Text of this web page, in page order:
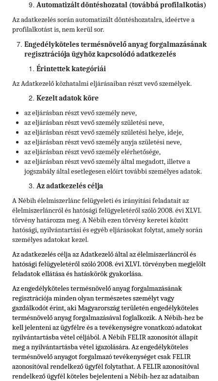
Automatizált döntéshozatal (továbbá profilalkotás)
Az adatkezelés során automatizált döntéshozatalra, ideértve a
profilalkotást is, nem kerül sor.
Engedélyköteles termésnövelő anyag forgalmazásának
regisztrációja ügyhöz kapcsolódó adatkezelés
Érintettek kategóriái
Az Adatkezelő közhatalmi eljárásaiban részt vevő személyek.
Kezelt adatok köre
az eljárásban részt vevő személy neve,
az eljárásban részt vevő személy születési neve,
az eljárásban részt vevő személy születési helye, ideje,
az eljárásban részt vevő személy anyja születési neve,
az eljárásban részt vevő személy elérhetősége,
az eljárásban részt vevő személy által megadott, illetve a
jogszabály által esetlegesen előírt további személyes adatok.
Az adatkezelés célja
A Nébih élelmiszerlánc felügyeleti és irányítási feladatait az
élelmiszerláncról és hatósági felügyeletéről szóló 2008. évi XLVI.
törvény határozza meg. A Nébih ezen törvény keretei között
hatósági, nyilvántartási és egyéb eljárásokat folytat, amely során
személyes adatokat kezel.
Az adatkezelés célja az Adatkezelő által az élelmiszerláncról és
hatósági felügyeletéről szóló 2008. évi XLVI. törvényben megjelölt
feladatok ellátása és hatáskörök gyakorlása.
Az engedélyköteles termésnövelő anyag forgalmazásának
regisztrációja minden olyan természetes személyt vagy
gazdálkodót érint, aki Magyarország területén engedélyköteles
termésnövelő anyag forgalmazásával foglalkozik. A Nébih-hez be
kell jelenteni az ügyfélre és a tevékenységre vonatkozó adatokat
nyilvántartásba vétel céljából. A Nébih FELIR azonosítót állapít
meg a nyilvántartásba vétel igazolására. Az engedélyköteles
termésnövelő anyagot forgalmazó tevékenységet csak FELIR
azonosítóval rendelkező ügyfél folytathat. A FELIR azonosítóval
rendelkező ügyfél köteles bejelenteni a Nébih-hez az adataiban